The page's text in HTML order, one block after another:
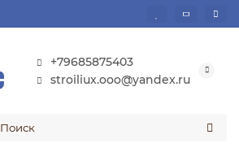
+79685875403
stroiliux.ooo@yandex.ru